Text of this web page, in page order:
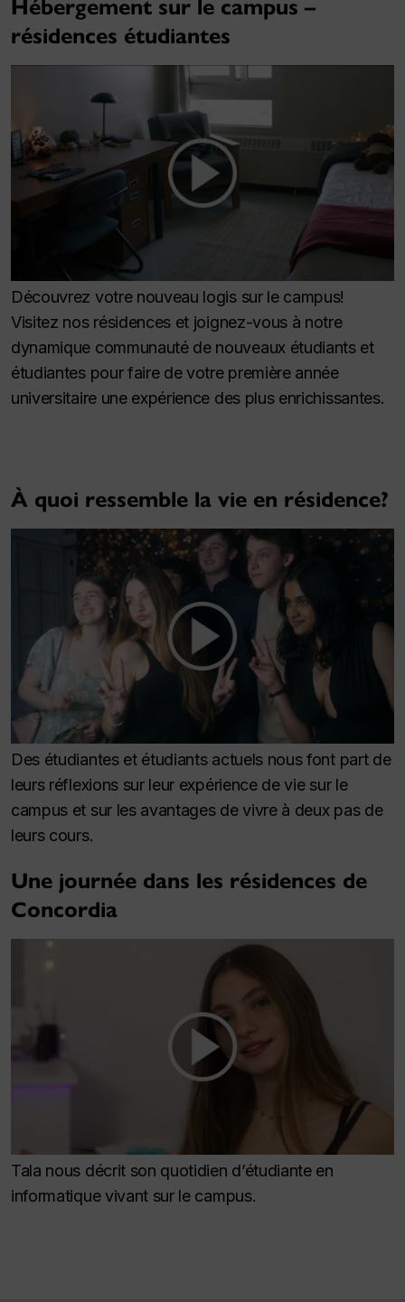
Hébergement sur le campus –
résidences étudiantes
Découvrez votre nouveau logis sur le campus!
Visitez nos résidences et joignez-vous à notre
dynamique communauté de nouveaux étudiants et
étudiantes pour faire de votre première année
universitaire une expérience des plus enrichissantes.
À quoi ressemble la vie en résidence?
Des étudiantes et étudiants actuels nous font part de
leurs réflexions sur leur expérience de vie sur le
campus et sur les avantages de vivre à deux pas de
leurs cours.
Une journée dans les résidences de
Concordia
Tala nous décrit son quotidien d’étudiante en
informatique vivant sur le campus.